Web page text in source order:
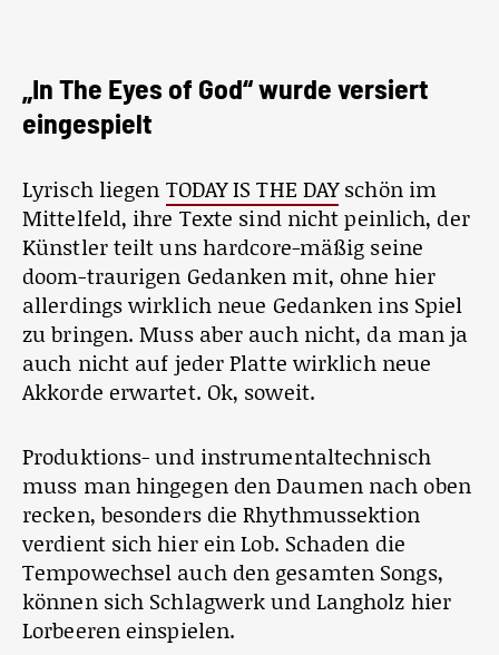
„In The Eyes of God“ wurde versiert
eingespielt
Lyrisch liegen TODAY IS THE DAYschön im
Mittelfeld, ihre Texte sind nicht peinlich, der
Künstler teilt uns hardcore-mäßig seine
doom-traurigen Gedanken mit, ohne hier
allerdings wirklich neue Gedanken ins Spiel
zu bringen. Muss aber auch nicht, da man ja
auch nicht auf jeder Platte wirklich neue
Akkorde erwartet. Ok, soweit.
Produktions- und instrumentaltechnisch
muss man hingegen den Daumen nach oben
recken, besonders die Rhythmussektion
verdient sich hier ein Lob. Schaden die
Tempowechsel auch den gesamten Songs,
können sich Schlagwerk und Langholz hier
Lorbeeren einspielen.